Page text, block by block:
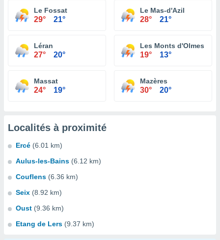
Le Fossat
29° 21°
Le Mas-d'Azil
28° 21°
Léran
27° 20°
Les Monts d'Olmes
19° 13°
Massat
24° 19°
Mazères
30° 20°
Localités à proximité
Ercé (6.01 km)
Aulus-les-Bains (6.12 km)
Couflens (6.36 km)
Seix (8.92 km)
Oust (9.36 km)
Etang de Lers (9.37 km)